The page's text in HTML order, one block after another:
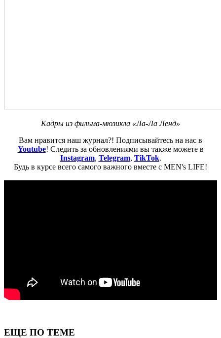
Кадры из фильма-мюзикла «Ла-Ла Ленд»
Вам нравится наш журнал?! Подписывайтесь на нас в
Youtube! Следить за обновлениями вы также можете в
Instagram, Telegram, TikTok.
Будь в курсе всего самого важного вместе с MEN's LIFE!
ЕЩЕ ПО ТЕМЕ